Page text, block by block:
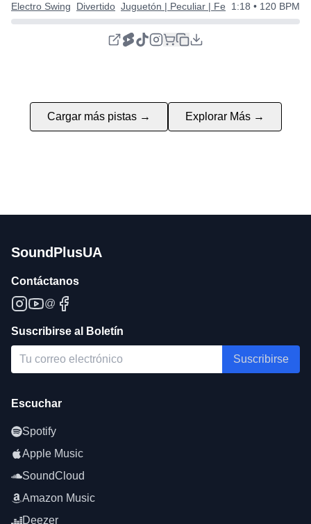
Electro Swing Divertido Juguetón | Peculiar | Feliz1:18 • 120 BPM
Cargar más pistas → Explorar Más →
SoundPlusUA
Contáctanos
@
Suscribirse al Boletín
Suscribirse
Escuchar
Spotify
Apple Music
SoundCloud
Amazon Music
Deezer